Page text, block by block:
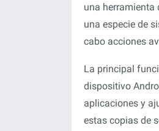
una herramienta
una especie de
cabo acciones
La principal
dispositivo
aplicaciones y
estas copias de